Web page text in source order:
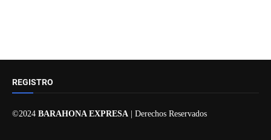
REGISTRO
©2024 BARAHONA EXPRESA | Derechos Reservados